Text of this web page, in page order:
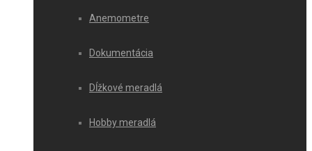
Anemometre
Dokumentácia
Dĺžkové meradlá
Hobby meradlá